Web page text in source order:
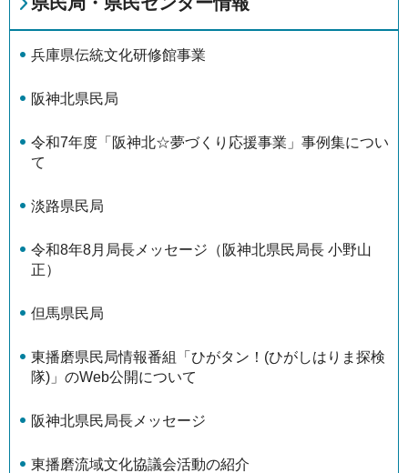
兵庫県伝統文化研修館事業
阪神北県民局
令和7年度「阪神北☆夢づくり応援事業」事例集につい
て
淡路県民局
令和8年8月局長メッセージ（阪神北県民局長 小野山
正）
但馬県民局
東播磨県民局情報番組「ひがタン！(ひがしはりま探検
隊)」のWeb公開について
阪神北県民局長メッセージ
東播磨流域文化協議会活動の紹介